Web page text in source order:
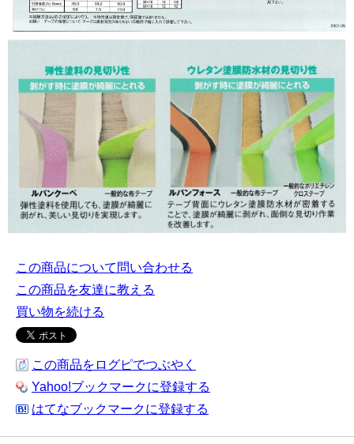
この商品について問い合わせる
この商品を友達に教える
買い物を続ける
この商品をログピでつぶやく
Yahoo!ブックマークに登録する
はてなブックマークに登録する